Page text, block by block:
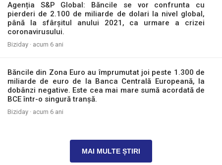
Agenția S&P Global: Băncile se vor confrunta cu
pierderi de 2.100 de miliarde de dolari la nivel global,
până la sfârșitul anului 2021, ca urmare a crizei
coronavirusului.
Biziday · acum 6 ani
Băncile din Zona Euro au împrumutat joi peste 1.300 de
miliarde de euro de la Banca Centrală Europeană, la
dobânzi negative. Este cea mai mare sumă acordată de
BCE într-o singură tranșă.
Biziday · acum 6 ani
MAI MULTE ȘTIRI